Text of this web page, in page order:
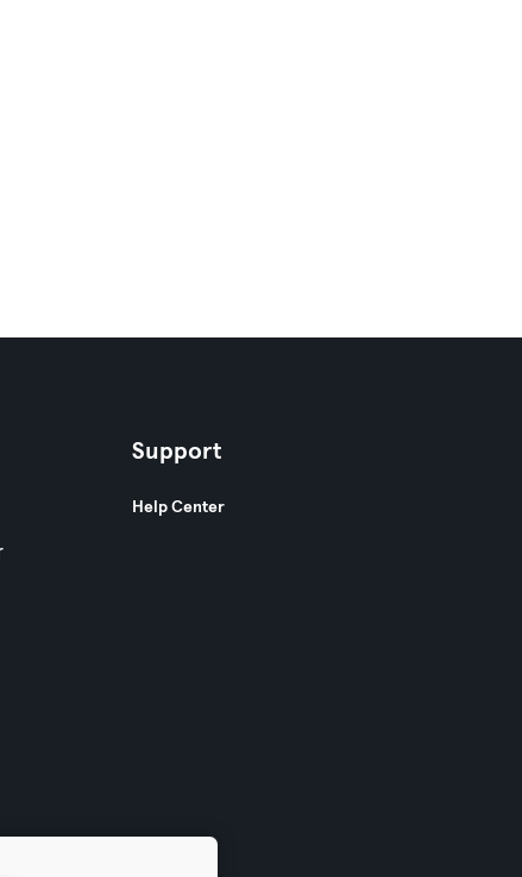
Support
Help Center